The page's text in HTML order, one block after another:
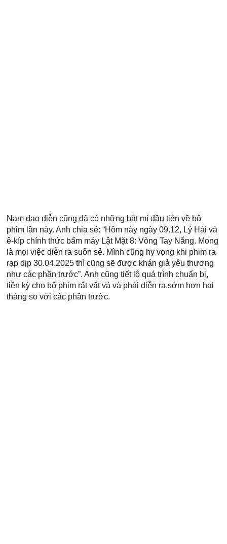
Nam đạo diễn cũng đã có những bật mí đầu tiên về bộ
phim lần này. Anh chia sẻ: “Hôm này ngày 09.12, Lý Hải và
ê-kíp chính thức bấm máy Lật Mặt 8: Vòng Tay Nắng. Mong
là mọi việc diễn ra suôn sẻ. Mình cũng hy vọng khi phim ra
rạp dịp 30.04.2025 thì cũng sẽ được khán giả yêu thương
như các phần trước”. Anh cũng tiết lộ quá trình chuẩn bị,
tiền kỳ cho bộ phim rất vất vả và phải diễn ra sớm hơn hai
tháng so với các phần trước.